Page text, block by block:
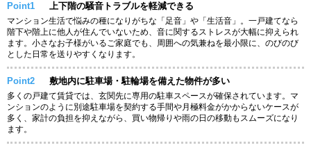
Point1 上下階の騒音トラブルを軽減できる
マンション生活で悩みの種になりがちな「足音」や「生活音」。一戸建てなら
階下や階上に他人が住んでいないため、音に関するストレスが大幅に抑えられ
ます。小さなお子様がいるご家庭でも、周囲への気兼ねを最小限に、のびのび
とした日常を送りやすくなります。
Point2 敷地内に駐車場・駐輪場を備えた物件が多い
多くの戸建て賃貸では、玄関先に専用の駐車スペースが確保されています。マ
ンションのように別途駐車場を契約する手間や月極料金がかからないケースが
多く、家計の負担を抑えながら、買い物帰りや雨の日の移動もスムーズになり
ます。